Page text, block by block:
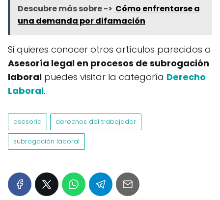
Descubre más sobre -> Cómo enfrentarse a
una demanda por difamación
Si quieres conocer otros artículos parecidos a
Asesoría legal en procesos de subrogación
laboral puedes visitar la categoría Derecho
Laboral.
asesoría derechos del trabajador
subrogación laboral